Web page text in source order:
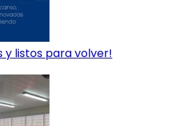
y listos para volver!